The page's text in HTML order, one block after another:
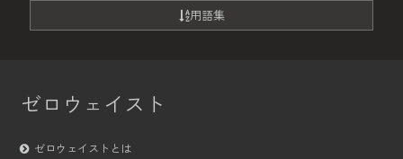
用語集
ゼロウェイスト
ゼロウェイストとは